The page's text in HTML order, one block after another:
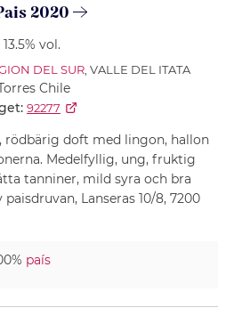
2020
13.5% vol.
DEL SUR, VALLE DEL ITATA
Chile
92277
rödbärig doft med lingon, hallon
Medelfyllig, ung, fruktig
tanniner, mild syra och bra
paisdruvan, Lanseras 10/8, 7200
país